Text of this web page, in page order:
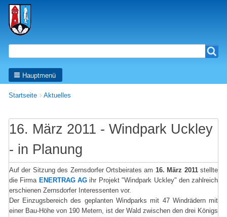
Hauptmenü
Breadcrumbs
You
Startseite Aktuelles
16. März 2011 - Windpark Uckley
- in Planung
Auf der Sitzung des Zernsdorfer Ortsbeirates am 16. März 2011stellte
die Firma ENERTRAG AGihr Projekt "Windpark Uckley" den zahlreich
erschienen Zernsdorfer Interessenten vor.
Der Einzugsbereich des geplanten Windparks mit 47 Windrädern mit
einer Bau-Höhe von 190 Metern, ist der Wald zwischen den drei Königs